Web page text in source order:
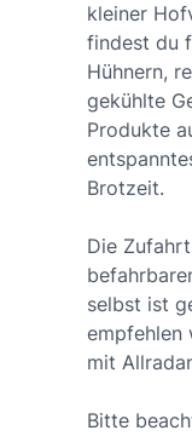
kleiner
findest du
Hühnern,
gekühlte
Produkte
Brotzeit.
Die
selbst ist
empfehlen
mit
Bitte